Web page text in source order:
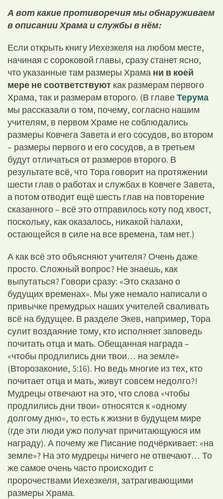
А вот какие противоречия мы обнаруживаем
в описании Храма и службы в нём:
Если открыть книгу Иехезкеля на любом месте,
начиная с сороковой главы, сразу станет ясно,
что указанные там размеры Храма ни в коей
мере не соответствуют как размерам первого
Храма, так и размерам второго. (В главеТерума
мы рассказали о том, почему, согласно нашим
учителям, в первом Храме не соблюдались
размеры Ковчега Завета и его сосудов, во втором
– размеры первого и его сосудов, а в третьем
будут отличаться от размеров второго. В
результате всё, что Тора говорит на протяжении
шести глав о работах и службах в Ковчеге Завета,
а потом отводит ещё шесть глав на повторение
сказанного – всё это отправилось коту под хвост,
поскольку, как оказалось, никакой hалахи,
остающейся в силе на все времена, там нет.)
А как всё это объясняют учителя? Очень даже
просто. Сложный вопрос? Не знаешь, как
выпутаться? Говори сразу: «Это сказано о
будущих временах». Мы уже немало написали о
привычке премудрых наших учителей сваливать
всё на будущее. В разделе Экев, например, Тора
сулит воздаяние тому, кто исполняет заповедь
почитать отца и мать. Обещанная награда –
«чтобы продлились дни твои… на земле»
(Второзаконие, 5:16). Но ведь многие из тех, кто
почитает отца и мать, живут совсем недолго?!
Мудрецы отвечают на это, что слова «чтобы
продлились дни твои» относятся к «одному
долгому дню», то есть к жизни в будущем мире
(где эти люди ужо получат причитающуюся им
награду). А почему же Писание подчёркивает: «на
земле»? На это мудрецы ничего не отвечают… То
же самое очень часто происходит с
пророчествами Иехезкеля, затрагивающими
размеры Храма.